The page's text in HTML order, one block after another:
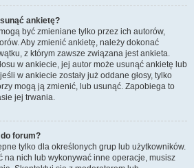
ankietę?
być zmieniane tylko przez ich autorów,
Aby zmienić ankietę, należy dokonać
z którym zawsze związana jest ankieta.
w ankiecie, jej autor może usunąć ankietę lub
w ankiecie zostały już oddane głosy, tylko
mogą ją zmienić, lub usunąć. Zapobiega to
jej trwania.
forum?
tylko dla określonych grup lub użytkowników.
na nich lub wykonywać inne operacje, musisz